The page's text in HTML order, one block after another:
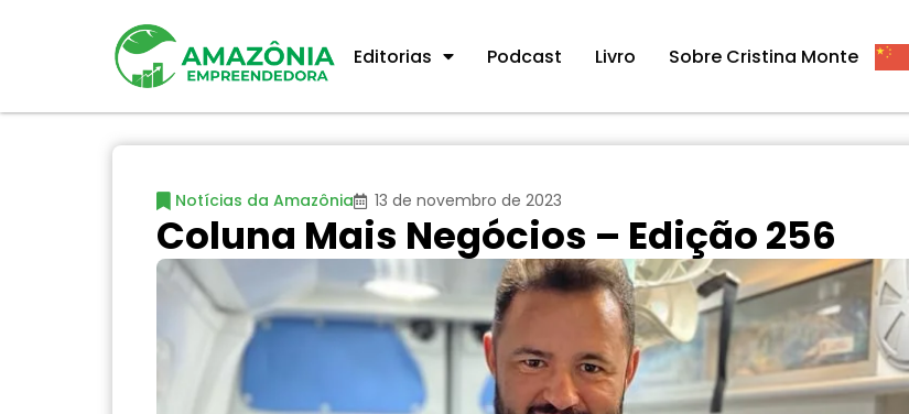
Editorias Podcast Livro Sobre Cristina Monte
Notícias da Amazônia 13 de novembro de 2023
Coluna Mais Negócios – Edição 256